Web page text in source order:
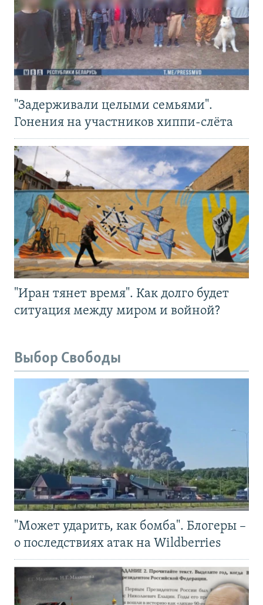
"Задерживали целыми семьями".
Гонения на участников хиппи-слёта
"Иран тянет время". Как долго будет
ситуация между миром и войной?
Выбор Свободы
"Может ударить, как бомба". Блогеры –
о последствиях атак на Wildberries